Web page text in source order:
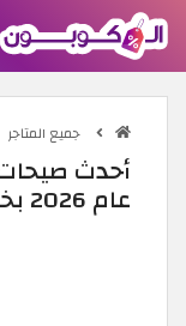
جميع المتاجر
أحدث
عام 2026 بخصم حتى 80%